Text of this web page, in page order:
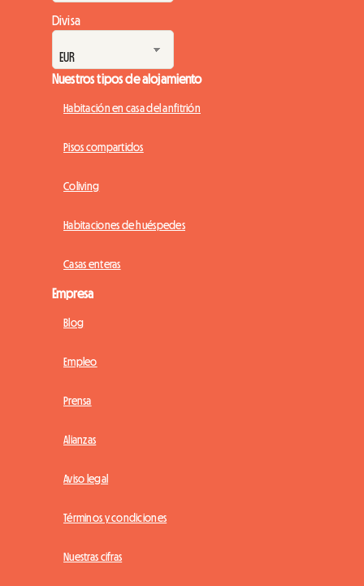
Divisa
Nuestros tipos de alojamiento
Habitación en casa del anfitrión
Pisos compartidos
Coliving
Habitaciones de huéspedes
Casas enteras
Empresa
Blog
Empleo
Prensa
Alianzas
Aviso legal
Términos y condiciones
Nuestras cifras